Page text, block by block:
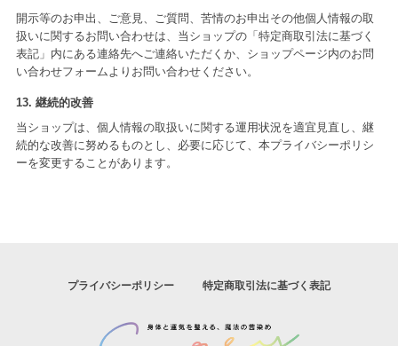
開示等のお申出、ご意見、ご質問、苦情のお申出その他個人情報の取
扱いに関するお問い合わせは、当ショップの「特定商取引法に基づく
表記」内にある連絡先へご連絡いただくか、ショップページ内のお問
い合わせフォームよりお問い合わせください。
13. 継続的改善
当ショップは、個人情報の取扱いに関する運用状況を適宜見直し、継
続的な改善に努めるものとし、必要に応じて、本プライバシーポリシ
ーを変更することがあります。
プライバシーポリシー 特定商取引法に基づく表記